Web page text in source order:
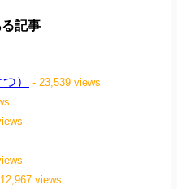
記事
） - 23,539 views
views